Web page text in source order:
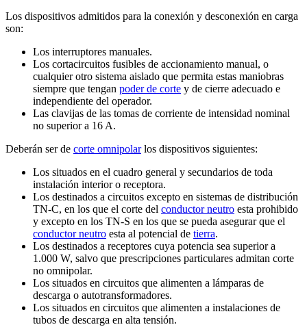
Los dispositivos admitidos para la conexión y desconexión en carga
son:
Los interruptores manuales.
Los cortacircuitos fusibles de accionamiento manual, o
cualquier otro sistema aislado que permita estas maniobras
siempre que tengan poder de corte y de cierre adecuado e
independiente del operador.
Las clavijas de las tomas de corriente de intensidad nominal
no superior a 16 A.
Deberán ser de corte omnipolarlos dispositivos siguientes:
Los situados en el cuadro general y secundarios de toda
instalación interior o receptora.
Los destinados a circuitos excepto en sistemas de distribución
TN-C, en los que el corte del conductor neutro esta prohibido
y excepto en los TN-S en los que se pueda asegurar que el
conductor neutro esta al potencial de tierra.
Los destinados a receptores cuya potencia sea superior a
1.000 W, salvo que prescripciones particulares admitan corte
no omnipolar.
Los situados en circuitos que alimenten a lámparas de
descarga o autotransformadores.
Los situados en circuitos que alimenten a instalaciones de
tubos de descarga en alta tensión.